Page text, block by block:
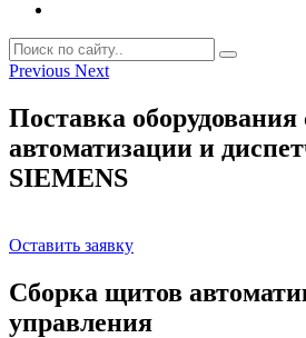
Previous Next
Поставка оборудования
автоматизации и
SIEMENS
Оставить заявку
Сборка щитов
управления